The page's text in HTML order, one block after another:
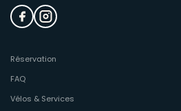
Réservation
FAQ
Vélos & Services